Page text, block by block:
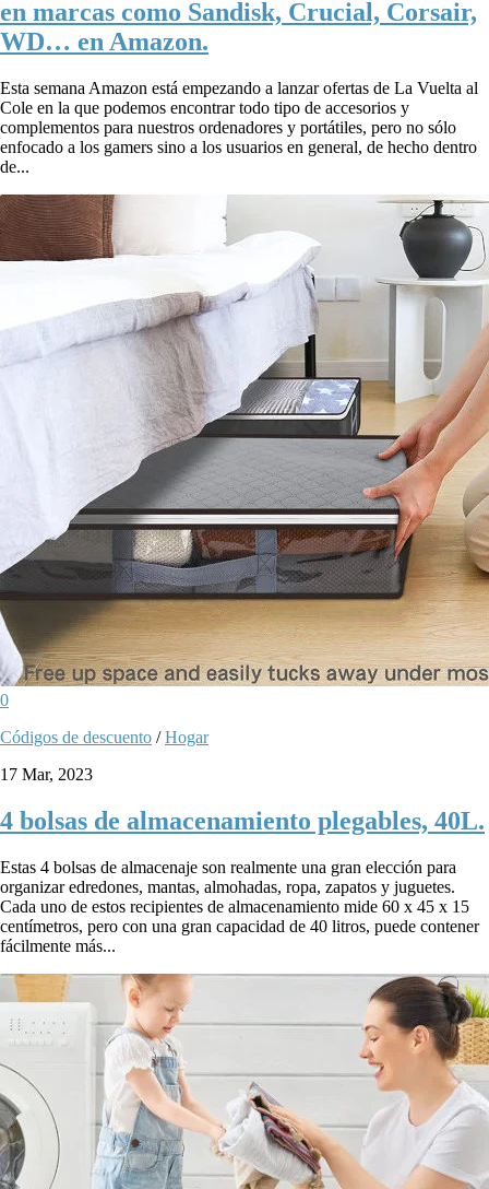
en marcas como Sandisk, Crucial, Corsair,
WD… en Amazon.
Esta semana Amazon está empezando a lanzar ofertas de La Vuelta al
Cole en la que podemos encontrar todo tipo de accesorios y
complementos para nuestros ordenadores y portátiles, pero no sólo
enfocado a los gamers sino a los usuarios en general, de hecho dentro
de...
0
Códigos de descuento /Hogar
17 Mar, 2023
4 bolsas de almacenamiento plegables, 40L.
Estas 4 bolsas de almacenaje son realmente una gran elección para
organizar edredones, mantas, almohadas, ropa, zapatos y juguetes.
Cada uno de estos recipientes de almacenamiento mide 60 x 45 x 15
centímetros, pero con una gran capacidad de 40 litros, puede contener
fácilmente más...